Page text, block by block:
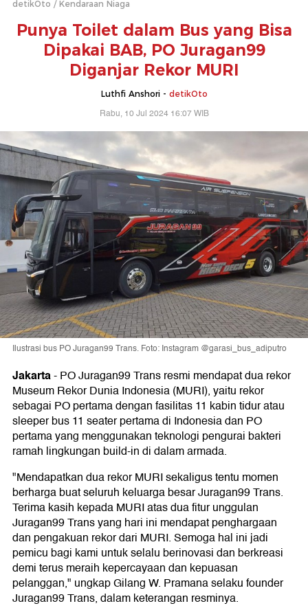
detikOto Kendaraan Niaga
Punya Toilet dalam Bus yang Bisa
Dipakai BAB, PO Juragan99
Diganjar Rekor MURI
Luthfi Anshori - detikOto
Rabu, 10 Jul 2024 16:07 WIB
Ilustrasi bus PO Juragan99 Trans. Foto: Instagram @garasi_bus_adiputro
Jakarta-PO Juragan99 Trans resmi mendapat dua rekor
Museum Rekor Dunia Indonesia (MURI), yaitu rekor
sebagai PO pertama dengan fasilitas 11 kabin tidur atau
sleeper bus 11 seater pertama di Indonesia dan PO
pertama yang menggunakan teknologi pengurai bakteri
ramah lingkungan build-in di dalam armada.
"Mendapatkan dua rekor MURI sekaligus tentu momen
berharga buat seluruh keluarga besar Juragan99 Trans.
Terima kasih kepada MURI atas dua fitur unggulan
Juragan99 Trans yang hari ini mendapat penghargaan
dan pengakuan rekor dari MURI. Semoga hal ini jadi
pemicu bagi kami untuk selalu berinovasi dan berkreasi
demi terus meraih kepercayaan dan kepuasan
pelanggan," ungkap Gilang W. Pramana selaku founder
Juragan99 Trans, dalam keterangan resminya.